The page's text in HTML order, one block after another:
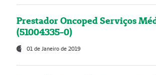
Prestador Oncoped Serviços
(51004335-0)
01 de Janeiro de 2019